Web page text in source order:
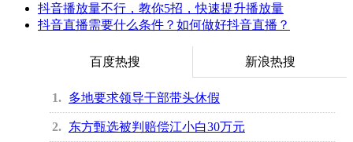
抖音播放量不行，教你5招，快速提升播放量
抖音直播需要什么条件？如何做好抖音直播？
百度热搜 新浪热搜
1 多地要求领导干部带头休假
2 东方甄选被判赔偿江小白30万元